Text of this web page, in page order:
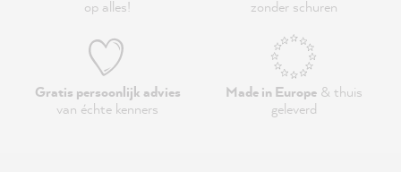
op alles!
zonder schuren
Gratis persoonlijk advies
van échte kenners
Made in Europe& thuis
geleverd